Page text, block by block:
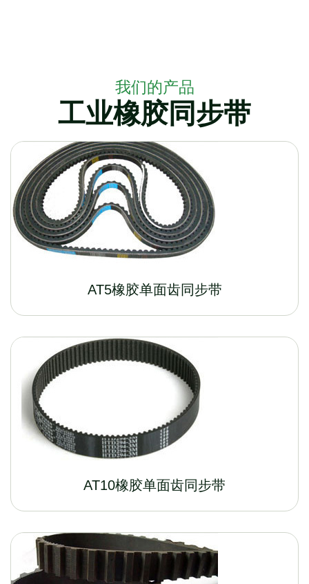
我们的产品
工业橡胶同步带
AT5橡胶单面齿同步带
AT10橡胶单面齿同步带